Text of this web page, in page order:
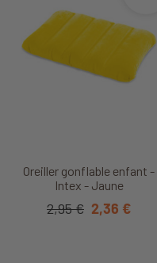
Oreiller gonflable enfant -
Intex - Jaune
2,95 € 2,36 €